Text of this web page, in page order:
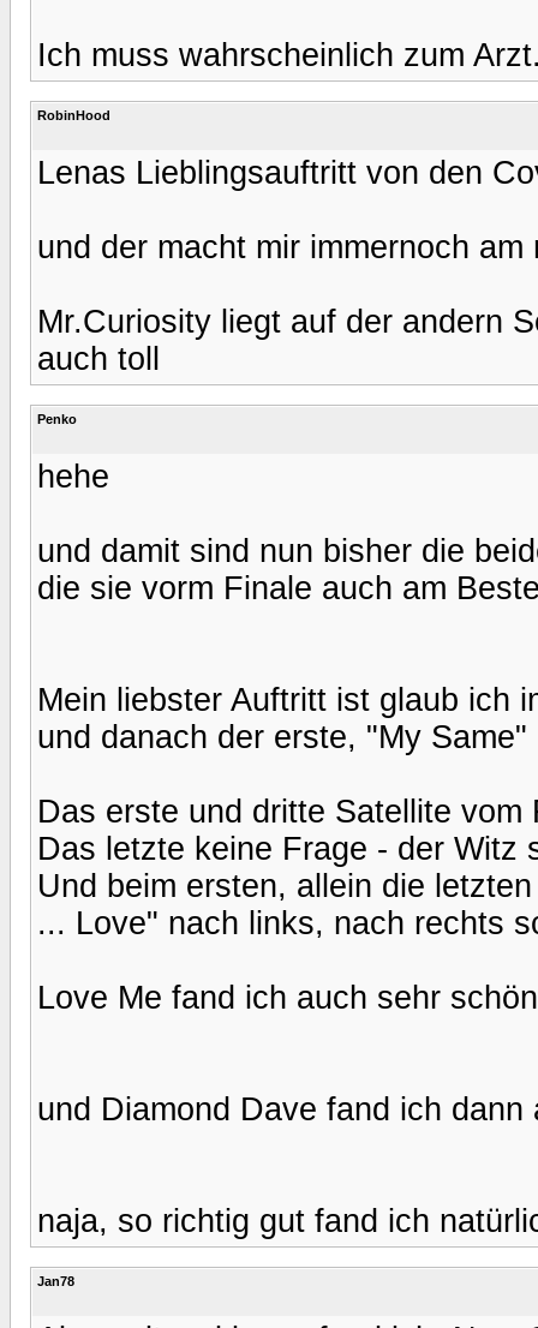
Ich muss wahrscheinlich zum
RobinHood
Lenas Lieblingsauftritt von den
und der macht mir immernoch
Mr.Curiosity liegt auf der andern
auch toll
Penko
hehe
und damit sind nun bisher die
die sie vorm Finale auch am
Mein liebster Auftritt ist glaub ich
und danach der erste, "My Same"
Das erste und dritte Satellite
Das letzte keine Frage - der Witz
Und beim ersten, allein die
... Love" nach links, nach rechts
Love Me fand ich auch sehr
und Diamond Dave fand ich dann
naja, so richtig gut fand ich
Jan78